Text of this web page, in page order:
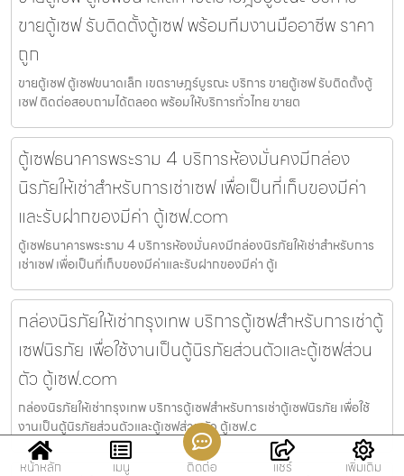
ขายตู้เซฟ รับติดตั้งตู้เซฟ พร้อมทีมงานมืออาชีพ ราคา
ถูก
ขายตู้เซฟ ตู้เซฟขนาดเล็ก เขตราษฎร์บูรณะ บริการ ขายตู้เซฟ รับติดตั้งตู้
เซฟ ติดต่อสอบถามได้ตลอด พร้อมให้บริการทั่วไทย ขายต
ตู้เซฟธนาคารพระราม 4 บริการห้องมั่นคงมีกล่อง
นิรภัยให้เช่าสำหรับการเช่าเซฟ เพื่อเป็นที่เก็บของมีค่า
และรับฝากของมีค่า ตู้เซฟ.com
ตู้เซฟธนาคารพระราม 4 บริการห้องมั่นคงมีกล่องนิรภัยให้เช่าสำหรับการ
เช่าเซฟ เพื่อเป็นที่เก็บของมีค่าและรับฝากของมีค่า ตู้เ
กล่องนิรภัยให้เช่ากรุงเทพ บริการตู้เซฟสำหรับการเช่าตู้
เซฟนิรภัย เพื่อใช้งานเป็นตู้นิรภัยส่วนตัวและตู้เซฟส่วน
ตัว ตู้เซฟ.com
กล่องนิรภัยให้เช่ากรุงเทพ บริการตู้เซฟสำหรับการเช่าตู้เซฟนิรภัย เพื่อใช้
งานเป็นตู้นิรภัยส่วนตัวและตู้เซฟส่วนตัว ตู้เซฟ.c
หน้าหลัก เมนู ติดต่อ แชร์ เพิ่มเติม